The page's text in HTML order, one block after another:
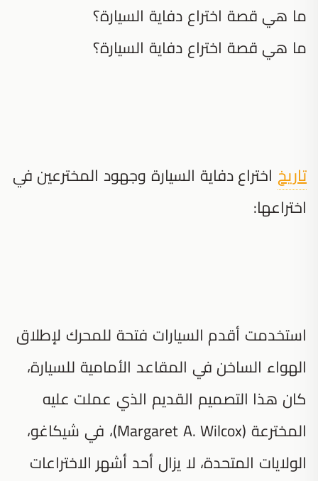
ما هي قصة اختراع دفاية السيارة؟
ما هي قصة اختراع دفاية السيارة؟
تاريخ اختراع دفاية السيارة وجهود المخترعين في
اختراعها:
استخدمت أقدم السيارات فتحة للمحرك لإطلاق
الهواء الساخن في المقاعد الأمامية للسيارة،
كان هذا التصميم القديم الذي عملت عليه
المخترعة (Margaret A. Wilcox)، في شيكاغو،
الولايات المتحدة، لا يزال أحد أشهر الاختراعات